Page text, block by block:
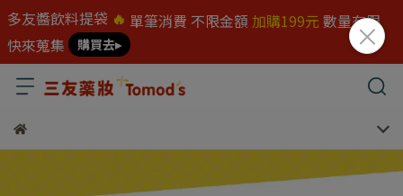
多友醬飲料提袋 🔥 單筆消費 不限金額 加購199元 數量有限
快來蒐集
購買去▸